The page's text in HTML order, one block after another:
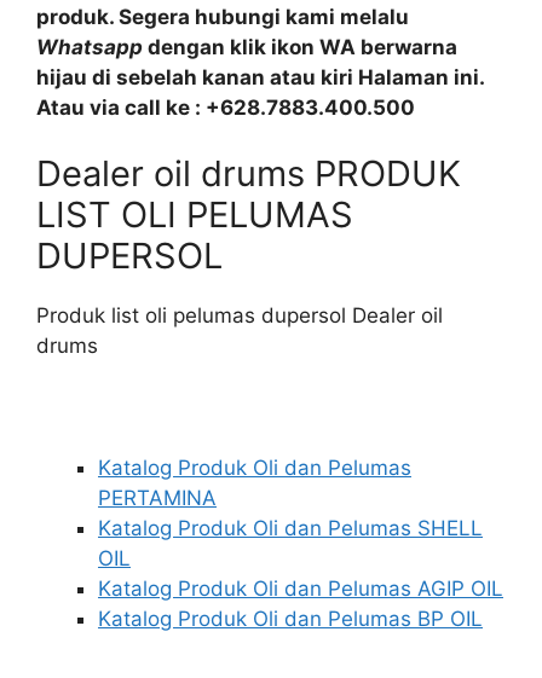
produk. Segera hubungi kami melalu
Whatsapp dengan klik ikon WA berwarna
hijau di sebelah kanan atau kiri Halaman ini.
Atau via call ke : +628.7883.400.500
Dealer oil drums PRODUK
LIST OLI PELUMAS
DUPERSOL
Produk list oli pelumas dupersol Dealer oil
drums
Katalog Produk Oli dan Pelumas
PERTAMINA
Katalog Produk Oli dan Pelumas SHELL
OIL
Katalog Produk Oli dan Pelumas AGIP OIL
Katalog Produk Oli dan Pelumas BP OIL